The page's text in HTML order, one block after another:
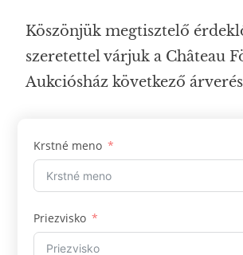
Köszönjük megtisztelő
szeretettel várjuk a Château
Aukciósház következő
Krstné meno
Priezvisko